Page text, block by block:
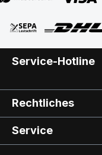
Service-Hotline
Rechtliches
Service